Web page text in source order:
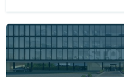
Arnhem.